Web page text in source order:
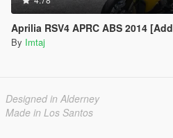
Aprilia RSV4 APRC ABS 2014
By Imtaj
Designed in Alderney
Made in Los Santos